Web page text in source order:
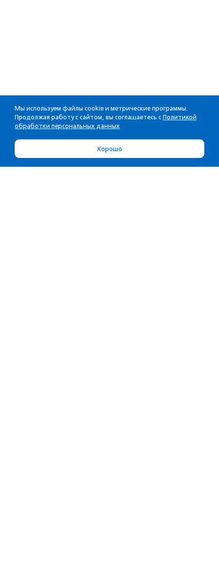
Мы используем файлы cookie и метрические программы.
Продолжая работу с сайтом, вы соглашаетесь с Политикой
обработки персональных данных
Хорошо